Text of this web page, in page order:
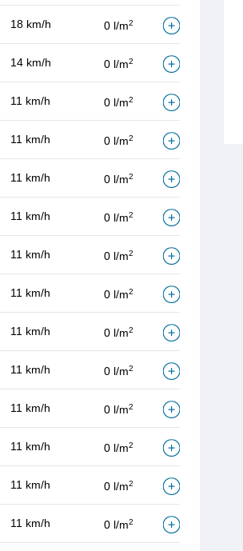
18 km/h 0 l/m2
14 km/h 0 l/m2
11 km/h 0 l/m2
11 km/h 0 l/m2
11 km/h 0 l/m2
11 km/h 0 l/m2
11 km/h 0 l/m2
11 km/h 0 l/m2
11 km/h 0 l/m2
11 km/h 0 l/m2
11 km/h 0 l/m2
11 km/h 0 l/m2
11 km/h 0 l/m2
11 km/h 0 l/m2